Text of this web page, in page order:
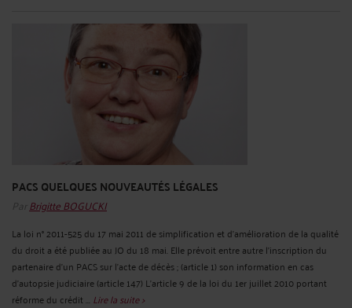
PACS QUELQUES NOUVEAUTÉS LÉGALES
Par Brigitte BOGUCKI
La loi n° 2011-525 du 17 mai 2011 de simplification et d'amélioration de la qualité
du droit a été publiée au JO du 18 mai. Elle prévoit entre autre l'inscription du
partenaire d'un PACS sur l'acte de décès ; (article 1) son information en cas
d'autopsie judiciaire (article 147) L'article 9 de la loi du 1er juillet 2010 portant
réforme du crédit ... Lire la suite >